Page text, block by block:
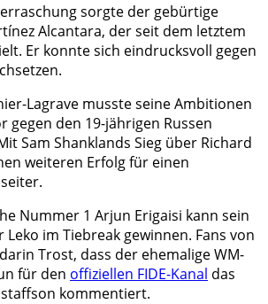
sorgte der gebürtige
Alcantara, der seit dem letztem
Er konnte sich eindrucksvoll gegen
Lagrave musste seine Ambitionen
gegen den 19-jährigen Russen
Sam Shanklands Sieg über Richard
weiteren Erfolg für einen
Nummer 1 Arjun Erigaisi kann sein
Leko im Tiebreak gewinnen. Fans von
Trost, dass der ehemalige WM-
für den offiziellen FIDE-Kanal das
kommentiert.